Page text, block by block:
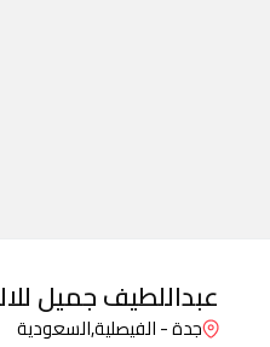
عبداللطيف جميل
جدة - الفيصلية,السعودية